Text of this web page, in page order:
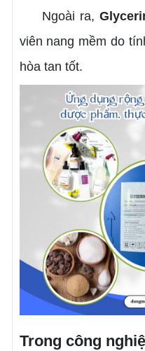
Ngoài ra,
viên nang mềm do
hòa tan tốt.
Trong công